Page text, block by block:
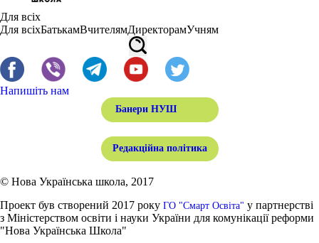
Для всіх
Для всіхБатькамВчителямДиректорамУчням
Напишіть нам
Банери НУШ
Редакційна політика
© Нова Українська школа, 2017
Проект був створений 2017 року ГО "Смарт Освіта" у партнерстві
з Міністерством освіти і науки України для комунікації реформи
"Нова Українська Школа"